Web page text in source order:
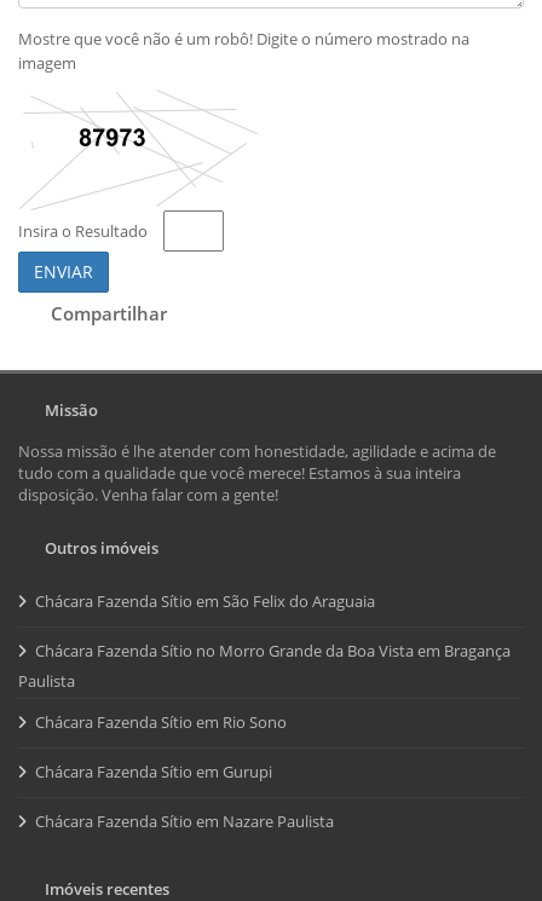
Mostre que você não é um robô! Digite o número mostrado na
imagem
Insira o Resultado
ENVIAR
Compartilhar
Missão
Nossa missão é lhe atender com honestidade, agilidade e acima de
tudo com a qualidade que você merece! Estamos à sua inteira
disposição. Venha falar com a gente!
Outros imóveis
Chácara Fazenda Sítio em São Felix do Araguaia
Chácara Fazenda Sítio no Morro Grande da Boa Vista em Bragança
Paulista
Chácara Fazenda Sítio em Rio Sono
Chácara Fazenda Sítio em Gurupi
Chácara Fazenda Sítio em Nazare Paulista
Imóveis recentes